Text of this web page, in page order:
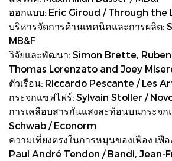
ออกแบบ: Eric Giroud / Through the
บริหารจัดการด้านเทคนิคและการผลิต:
MB&F
วิจัยและพัฒนา: Simon Brette,
Thomas Lorenzato and Joey
ตัวเรือน: Riccardo Pescante / Les
กระจกแซฟไฟร์: Sylvain Stoller /
การเคลือบสารกันแสงสะท้อนบนกระจ
Schwab / Econorm
ความเที่ยงตรงในการหมุนของเฟือง เฟื
Paul André Tendon / Bandi, Jean-